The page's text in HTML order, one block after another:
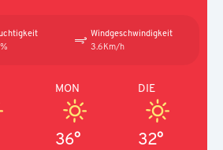
Windgeschwindigkeit
3.6Km/h
MON
36°
DIE
32°